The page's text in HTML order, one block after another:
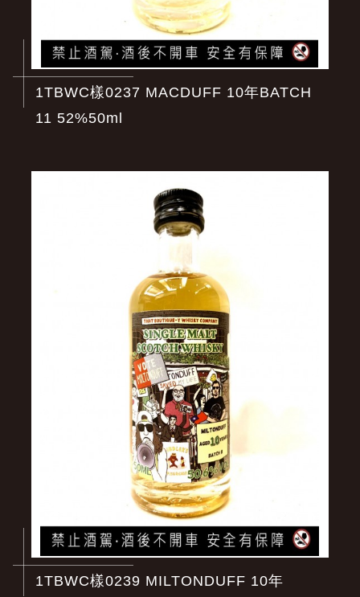
1TBWC樣0237 MACDUFF 10年BATCH
11 52%50ml
1TBWC樣0239 MILTONDUFF 10年